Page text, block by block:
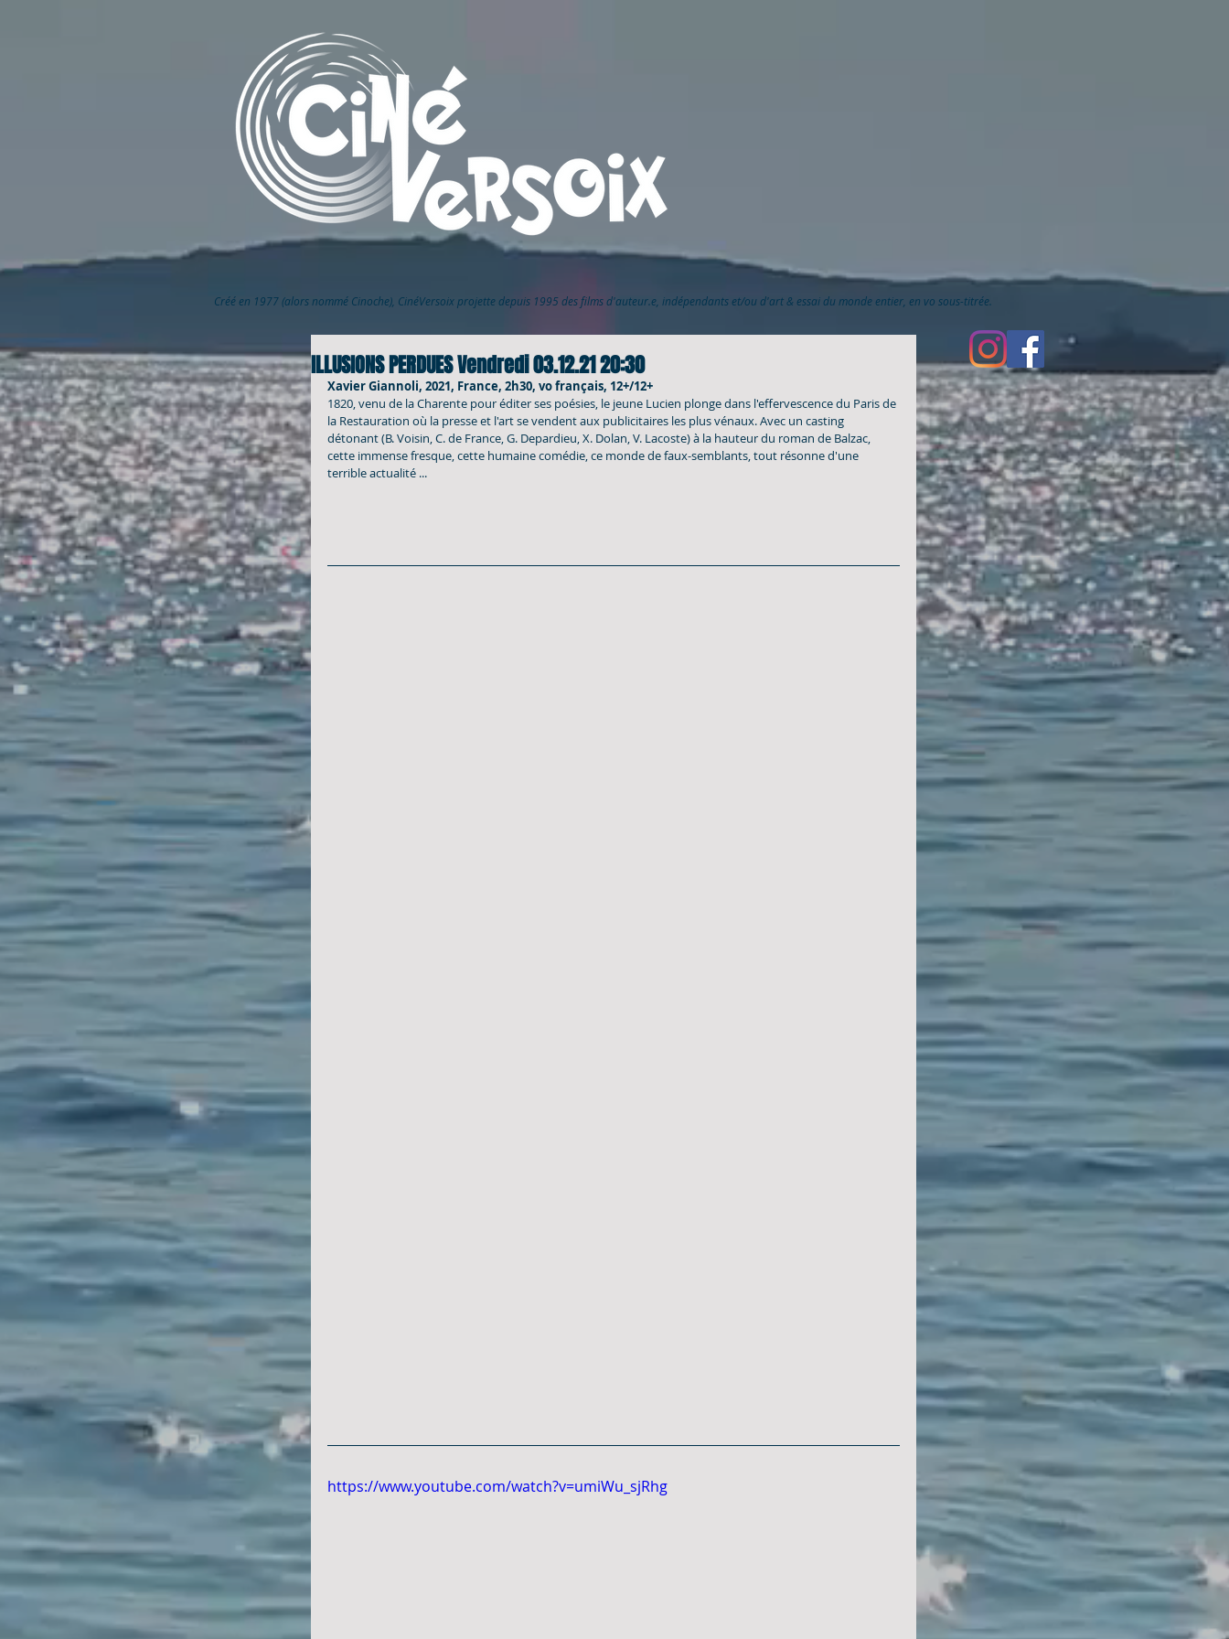
ILLUSIONS PERDUES Vendredi 03.12.21 20:30
Xavier Giannoli, 2021, France, 2h30, vo français, 12+/12+
1820, venu de la Charente pour éditer ses poésies, le jeune Lucien plonge dans l'effervescence du Paris de
la Restauration où la presse et l'art se vendent aux publicitaires les plus vénaux. Avec un casting
détonant (B. Voisin, C. de France, G. Depardieu, X. Dolan, V. Lacoste) à la hauteur du roman de Balzac,
cette immense fresque, cette humaine comédie, ce monde de faux-semblants, tout résonne d'une
terrible actualité ...
https://www.youtube.com/watch?v=umiWu_sjRhg
Créé en 1977 (alors nommé Cinoche), CinéVersoix projette depuis 1995 des films d'auteur.e, indépendants et/ou d'art & essai du monde entier, en vo sous-titrée.